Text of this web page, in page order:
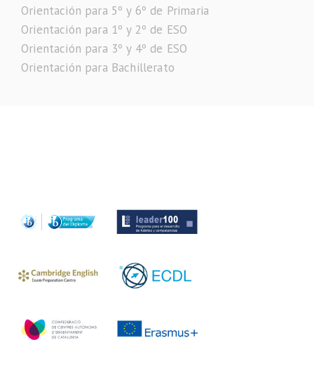
Orientación para 5º y 6º de Primaria
Orientación para 1º y 2º de ESO
Orientación para 3º y 4º de ESO
Orientación para Bachillerato